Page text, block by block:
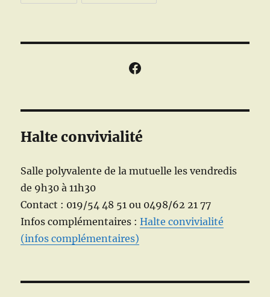
Facebook
Halte convivialité
Salle polyvalente de la mutuelle les vendredis
de 9h30 à 11h30
Contact : 019/54 48 51 ou 0498/62 21 77
Infos complémentaires :Halte convivialité
(infos complémentaires)